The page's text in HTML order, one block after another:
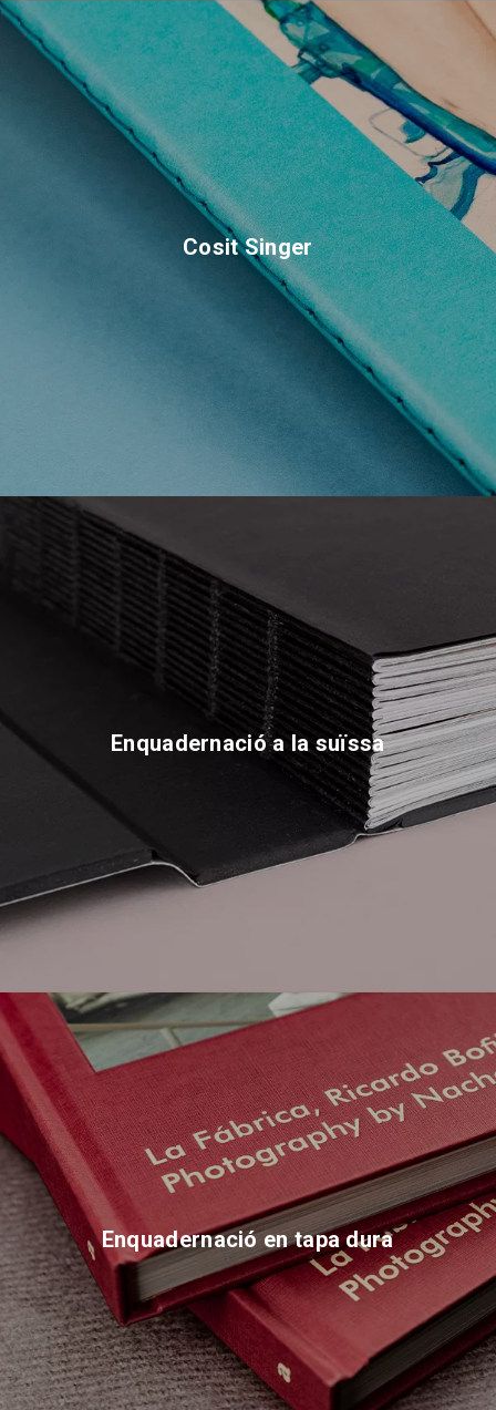
Cosit Singer
Enquadernació a la suïssa
Enquadernació en tapa dura